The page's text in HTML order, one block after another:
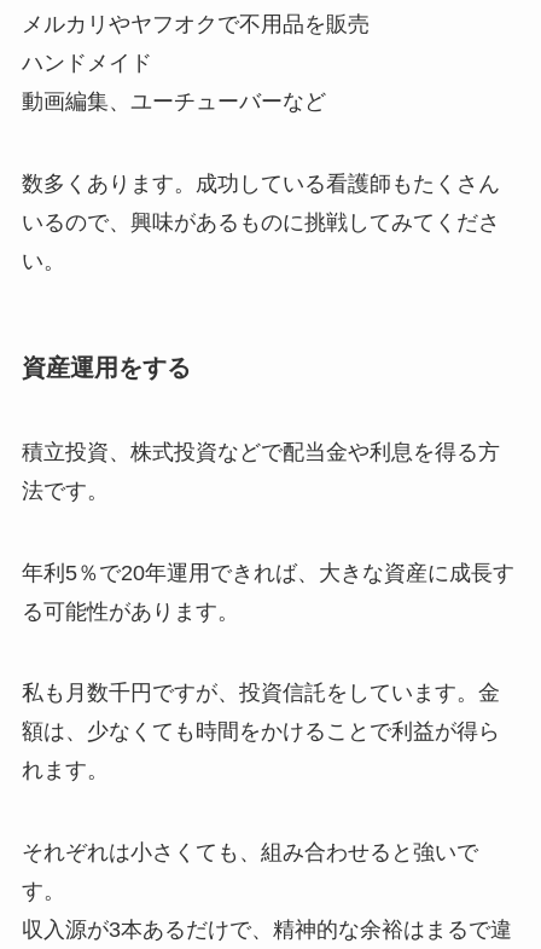
メルカリやヤフオクで不用品を販売
ハンドメイド
動画編集、ユーチューバーなど
数多くあります。成功している看護師もたくさん
いるので、興味があるものに挑戦してみてくださ
い。
資産運用をする
積立投資、株式投資などで配当金や利息を得る方
法です。
年利5％で20年運用できれば、大きな資産に成長す
る可能性があります。
私も月数千円ですが、投資信託をしています。金
額は、少なくても時間をかけることで利益が得ら
れます。
それぞれは小さくても、組み合わせると強いで
す。
収入源が3本あるだけで、精神的な余裕はまるで違